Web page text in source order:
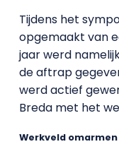
Tijdens het
opgemaakt van
jaar werd
de aftrap
werd actief
Breda met het
Werkveld omarmen